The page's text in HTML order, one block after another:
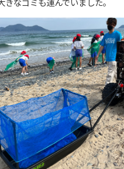
きなゴミも運んでいました。